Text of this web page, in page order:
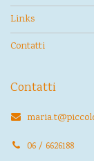
Links
Contatti
Contatti
06 / 6626188